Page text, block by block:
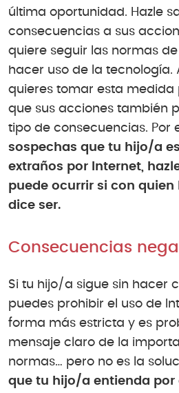
última oportunidad. Hazle
consecuencias a sus
quiere seguir las normas
hacer uso de la tecnología.
quieres tomar esta medida
que sus acciones también
tipo de consecuencias. Por
sospechas que tu hijo/a
extraños por Internet,
puede ocurrir si con quien
dice ser.
Consecuencias
Si tu hijo/a sigue sin hacer
puedes prohibir el uso de
forma más estricta y es
mensaje claro de la
normas… pero no es la
que tu hijo/a entienda por